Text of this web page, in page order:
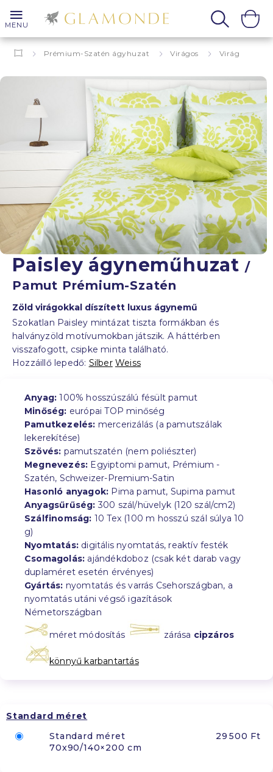
MENU
Prémium-Szatén ágyhuzat Virágos Virág
Paisley
Paisley ágyneműhuzat /
Pamut Prémium-Szatén
Zöld virágokkal díszített luxus ágynemű
Szokatlan Paisley mintázat tiszta formákban és
halványzöld motívumokban játszik. A háttérben
visszafogott, csipke minta található.
Hozzáillő lepedő: Silber Weiss
Anyag: 100% hosszúszálú fésült pamut
Minőség: európai TOP minőség
Pamutkezelés: mercerizálás (a pamutszálak
lekerekítése)
Szövés: pamutszatén (nem poliészter)
Megnevezés: Egyiptomi pamut, Prémium -
Szatén, Schweizer-Premium-Satin
Hasonló anyagok: Pima pamut, Supima pamut
Anyagsűrűség: 300 szál/hüvelyk (120 szál/cm2)
Szálfinomság: 10 Tex (100 m hosszú szál súlya 10
g)
Nyomtatás: digitális nyomtatás, reaktív festék
Csomagolás: ajándékdoboz (csak két darab vagy
duplaméret esetén érvényes)
Gyártás: nyomtatás és varrás Csehországban, a
nyomtatás utáni végső igazítások
Németországban
méret módosítás zárása cipzáros
könnyű karbantartás
Standard méret
Standard méret
70x90/140×200 cm
29 500 Ft